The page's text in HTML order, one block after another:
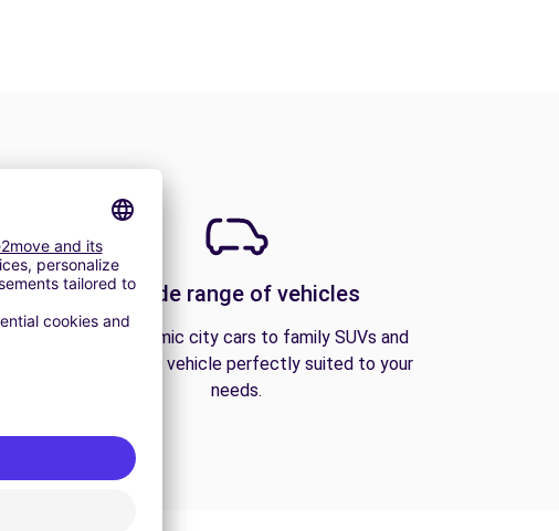
A wide range of vehicles
From economic city cars to family SUVs and
vans, find the vehicle perfectly suited to your
needs.